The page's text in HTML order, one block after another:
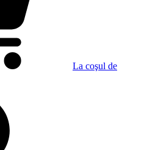
La coşul de